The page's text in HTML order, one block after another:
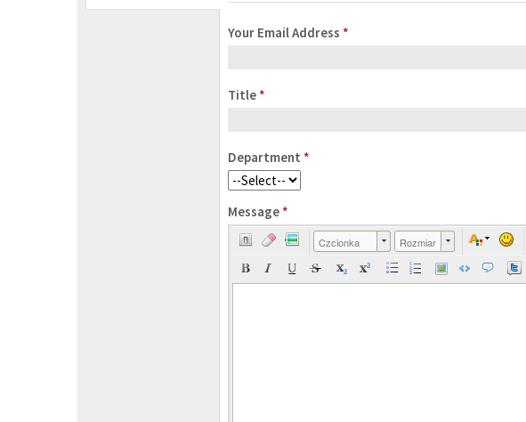
Your Email Address *
Title *
Department *
Message *
Czcionka Rozmiar